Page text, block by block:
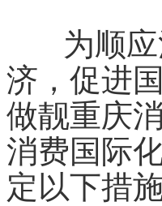
为顺应
济，促进
做靓重庆
消费国际
定以下措施